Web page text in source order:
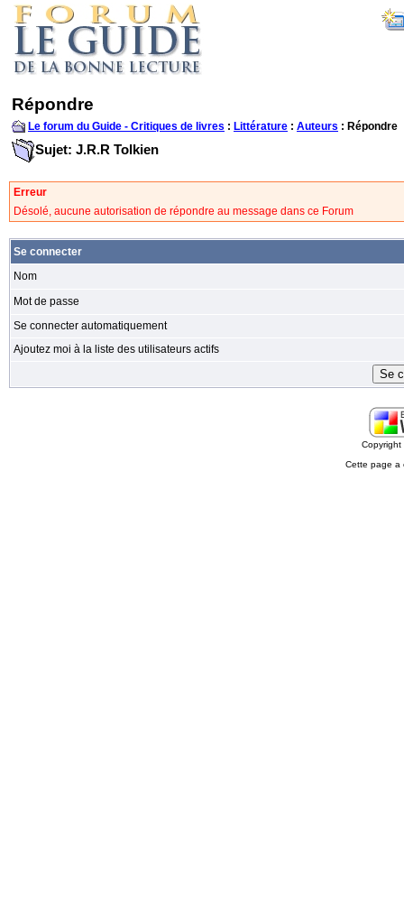
Répondre
Le forum du Guide - Critiques de livres : Littérature : Auteurs : Répondre
Sujet: J.R.R Tolkien
Erreur
Désolé, aucune autorisation de répondre au message dans ce Forum
Se connecter
Nom
Mot de passe
Se connecter automatiquement
Ajoutez moi à la liste des utilisateurs actifs
Cette page a